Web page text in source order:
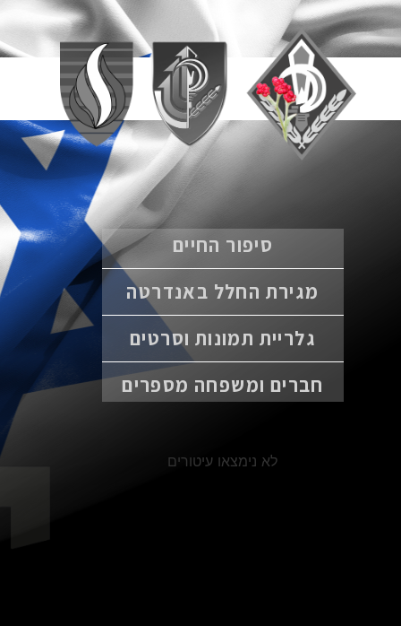
סיפור החיים
מגירת החלל באנדרטה
גלריית תמונות וסרטים
חברים ומשפחה מספרים
לא נימצאו עיטורים